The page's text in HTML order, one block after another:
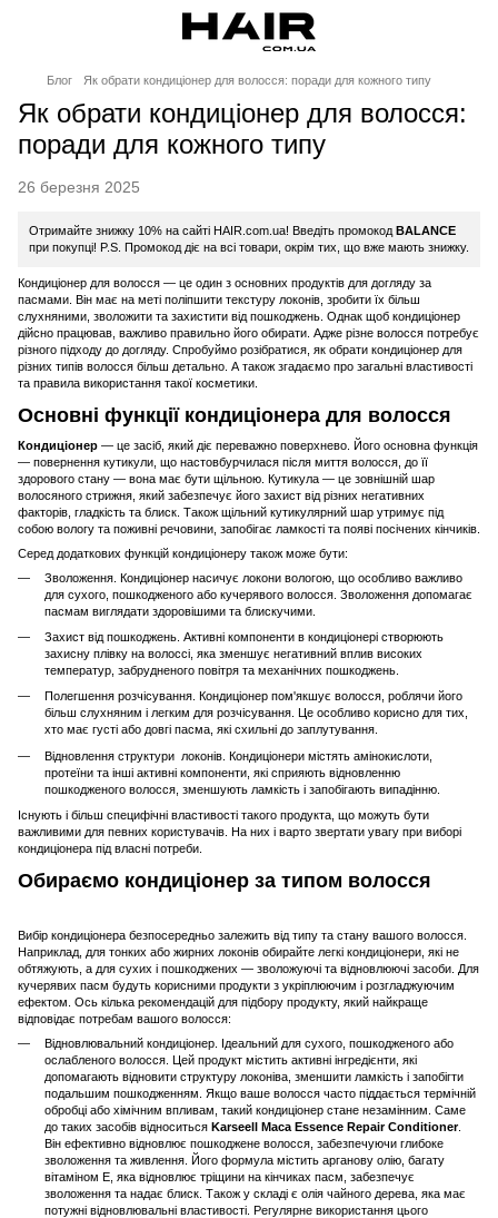
Блог Як обрати кондиціонер для волосся: поради для кожного типу
Як обрати кондиціонер для волосся:
поради для кожного типу
26 березня 2025
Отримайте знижку 10% на сайті HAIR.com.ua! Введіть промокод BALANCE
при покупці! P.S. Промокод діє на всі товари, окрім тих, що вже мають знижку.
Кондиціонер для волосся — це один з основних продуктів для догляду за
пасмами. Він має на меті поліпшити текстуру локонів, зробити їх більш
слухняними, зволожити та захистити від пошкоджень. Однак щоб кондиціонер
дійсно працював, важливо правильно його обирати. Адже різне волосся потребує
різного підходу до догляду. Спробуймо розібратися, як обрати кондиціонер для
різних типів волосся більш детально. А також згадаємо про загальні властивості
та правила використання такої косметики.
Основні функції кондиціонера для волосся
Кондиціонер — це засіб, який діє переважно поверхнево. Його основна функція
— повернення кутикули, що настовбурчилася після миття волосся, до її
здорового стану — вона має бути щільною. Кутикула — це зовнішній шар
волосяного стрижня, який забезпечує його захист від різних негативних
факторів, гладкість та блиск. Також щільний кутикулярний шар утримує під
собою вологу та поживні речовини, запобігає ламкості та появі посічених кінчиків.
Серед додаткових функцій кондиціонеру також може бути:
Зволоження. Кондиціонер насичує локони вологою, що особливо важливо
для сухого, пошкодженого або кучерявого волосся. Зволоження допомагає
пасмам виглядати здоровішими та блискучими.
Захист від пошкоджень. Активні компоненти в кондиціонері створюють
захисну плівку на волоссі, яка зменшує негативний вплив високих
температур, забрудненого повітря та механічних пошкоджень.
Полегшення розчісування. Кондиціонер пом'якшує волосся, роблячи його
більш слухняним і легким для розчісування. Це особливо корисно для тих,
хто має густі або довгі пасма, які схильні до заплутування.
Відновлення структури локонів. Кондиціонери містять амінокислоти,
протеїни та інші активні компоненти, які сприяють відновленню
пошкодженого волосся, зменшують ламкість і запобігають випадінню.
Існують і більш специфічні властивості такого продукта, що можуть бути
важливими для певних користувачів. На них і варто звертати увагу при виборі
кондиціонера під власні потреби.
Обираємо кондиціонер за типом волосся
Вибір кондиціонера безпосередньо залежить від типу та стану вашого волосся.
Наприклад, для тонких або жирних локонів обирайте легкі кондиціонери, які не
обтяжують, а для сухих і пошкоджених — зволожуючі та відновлюючі засоби. Для
кучерявих пасм будуть корисними продукти з укріплюючим і розгладжуючим
ефектом. Ось кілька рекомендацій для підбору продукту, який найкраще
відповідає потребам вашого волосся:
Відновлювальний кондиціонер. Ідеальний для сухого, пошкодженого або
ослабленого волосся. Цей продукт містить активні інгредієнти, які
допомагають відновити структуру локоніва, зменшити ламкість і запобігти
подальшим пошкодженням. Якщо ваше волосся часто піддається термічній
обробці або хімічним впливам, такий кондиціонер стане незамінним. Саме
до таких засобів відноситься Karseell Maca Essence Repair Conditioner.
Він ефективно відновлює пошкоджене волосся, забезпечуючи глибоке
зволоження та живлення. Його формула містить арганову олію, багату
вітаміном E, яка відновлює тріщини на кінчиках пасм, забезпечує
зволоження та надає блиск. Також у складі є олія чайного дерева, яка має
потужні відновлювальні властивості. Регулярне використання цього